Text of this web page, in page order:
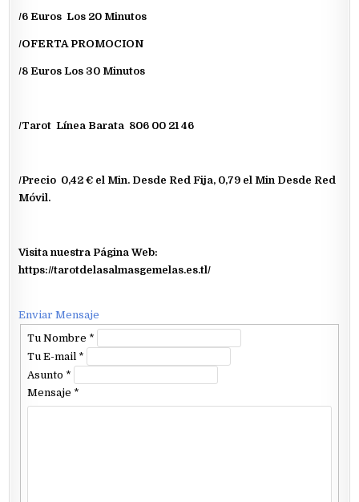
/6 Euros Los 20 Minutos
/OFERTA PROMOCION
/8 Euros Los 30 Minutos
/Tarot Línea Barata 806 00 21 46
/Precio 0,42 € el Min. Desde Red Fija, 0,79 el Min Desde Red
Móvil.
Visita nuestra Página Web:
https://tarotdelasalmasgemelas.es.tl/
Enviar Mensaje
Tu Nombre *
Tu E-mail *
Asunto *
Mensaje *